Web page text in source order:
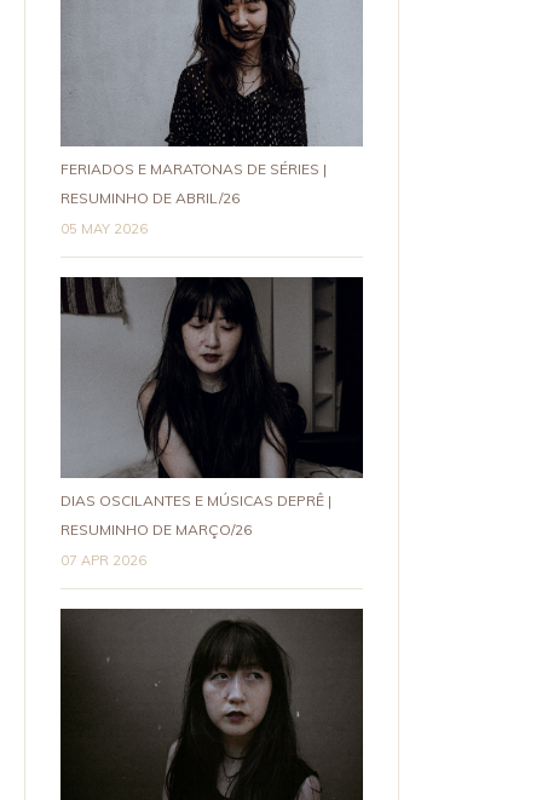
FERIADOS E MARATONAS DE SÉRIES |
RESUMINHO DE ABRIL/26
05 MAY 2026
DIAS OSCILANTES E MÚSICAS DEPRÊ |
RESUMINHO DE MARÇO/26
07 APR 2026